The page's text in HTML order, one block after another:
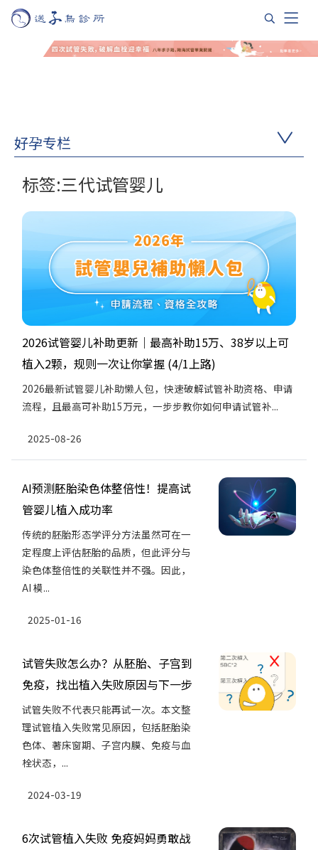
好孕专栏
标签:三代试管婴儿
2026试管婴儿补助更新｜最高补助15万、38岁以上可
植入2颗，规则一次让你掌握 (4/1上路)
2026最新试管婴儿补助懒人包，快速破解试管补助资格、申请
流程，且最高可补助15万元，一步步教你如何申请试管补...
2025-08-26
AI预测胚胎染色体整倍性！提高试
管婴儿植入成功率
传统的胚胎形态学评分方法虽然可在一
定程度上评估胚胎的品质，但此评分与
染色体整倍性的关联性并不强。因此，
AI 模...
2025-01-16
试管失败怎么办？从胚胎、子宫到
免疫，找出植入失败原因与下一步
试管失败不代表只能再试一次。本文整
理试管植入失败常见原因，包括胚胎染
色体、著床窗期、子宫内膜、免疫与血
栓状态，...
2024-03-19
6次试管植入失败 免疫妈妈勇敢战